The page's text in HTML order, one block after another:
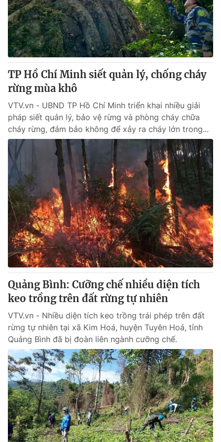
TP Hồ Chí Minh siết quản lý, chống cháy
rừng mùa khô
VTV.vn - UBND TP Hồ Chí Minh triển khai nhiều giải
pháp siết quản lý, bảo vệ rừng và phòng cháy chữa
cháy rừng, đảm bảo không để xảy ra cháy lớn trong...
Quảng Bình: Cưỡng chế nhiều diện tích
keo trồng trên đất rừng tự nhiên
VTV.vn - Nhiều diện tích keo trồng trái phép trên đất
rừng tự nhiên tại xã Kim Hoá, huyện Tuyên Hoá, tỉnh
Quảng Bình đã bị đoàn liên ngành cưỡng chế.